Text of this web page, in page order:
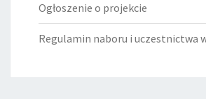
Ogłoszenie o projekcie
Regulamin naboru i uczestnictwa